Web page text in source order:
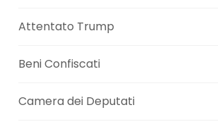
Attentato Trump
Beni Confiscati
Camera dei Deputati